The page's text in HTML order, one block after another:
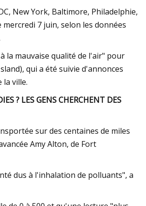
New York, Baltimore, Philadelphie,
7 juin, selon les données
la mauvaise qualité de l'air" pour
qui a été suivie d'annonces
la ville.
? LES GENS CHERCHENT DES
sur des centaines de miles
Amy Alton, de Fort
dus à l'inhalation de polluants", a